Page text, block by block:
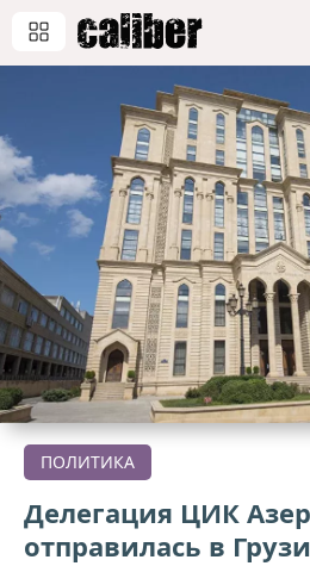
ПОЛИТИКА
Делегация ЦИК
отправилась в